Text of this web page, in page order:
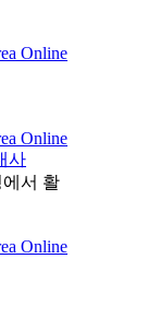
Online
Online
사
서 활
Online